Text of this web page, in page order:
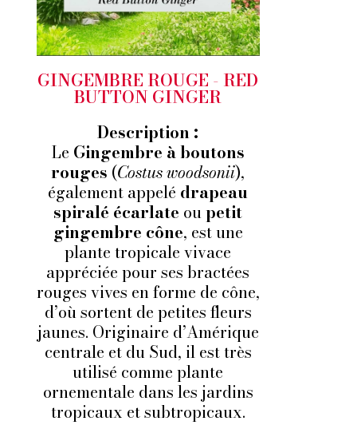
GINGEMBRE ROUGE - RED
BUTTON GINGER
Description :
Le Gingembre à boutons
rouges (Costus woodsonii),
également appelé drapeau
spiralé écarlate oupetit
gingembre cône, est une
plante tropicale vivace
appréciée pour ses bractées
rouges vives en forme de cône,
d’où sortent de petites fleurs
jaunes. Originaire d’Amérique
centrale et du Sud, il est très
utilisé comme plante
ornementale dans les jardins
tropicaux et subtropicaux.